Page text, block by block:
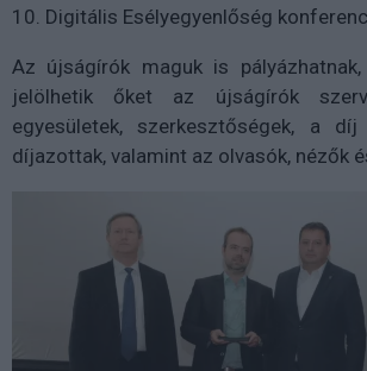
10. Digitális Esélyegyenlőség
Az újságírók maguk is
jelölhetik őket az újságírók
egyesületek, szerkesztőségek, a
díjazottak, valamint az olvasók, nézők